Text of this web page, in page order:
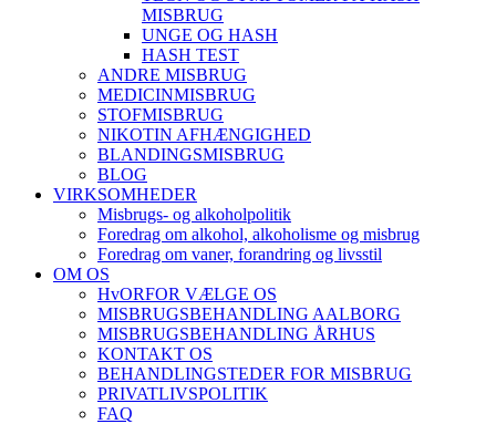
MISBRUG
UNGE OG HASH
HASH TEST
ANDRE MISBRUG
MEDICINMISBRUG
STOFMISBRUG
NIKOTIN AFHÆNGIGHED
BLANDINGSMISBRUG
BLOG
VIRKSOMHEDER
Misbrugs- og alkoholpolitik
Foredrag om alkohol, alkoholisme og misbrug
Foredrag om vaner, forandring og livsstil
OM OS
HvORFOR VÆLGE OS
MISBRUGSBEHANDLING AALBORG
MISBRUGSBEHANDLING ÅRHUS
KONTAKT OS
BEHANDLINGSTEDER FOR MISBRUG
PRIVATLIVSPOLITIK
FAQ